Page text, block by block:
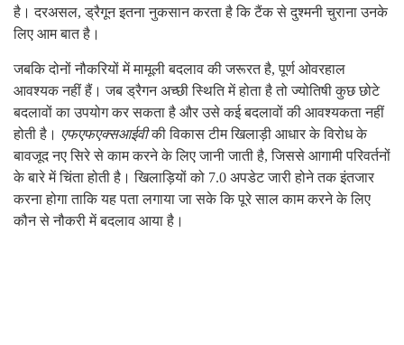
है। दरअसल, ड्रैगून इतना नुकसान करता है कि टैंक से दुश्मनी चुराना उनके
लिए आम बात है।
जबकि दोनों नौकरियों में मामूली बदलाव की जरूरत है, पूर्ण ओवरहाल
आवश्यक नहीं हैं। जब ड्रैगन अच्छी स्थिति में होता है तो ज्योतिषी कुछ छोटे
बदलावों का उपयोग कर सकता है और उसे कई बदलावों की आवश्यकता नहीं
होती है। एफएफएक्सआईवीकी विकास टीम खिलाड़ी आधार के विरोध के
बावजूद नए सिरे से काम करने के लिए जानी जाती है, जिससे आगामी परिवर्तनों
के बारे में चिंता होती है। खिलाड़ियों को 7.0 अपडेट जारी होने तक इंतजार
करना होगा ताकि यह पता लगाया जा सके कि पूरे साल काम करने के लिए
कौन से नौकरी में बदलाव आया है।